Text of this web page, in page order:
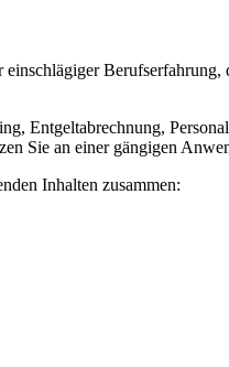
Berufserfahrung,
Entgeltabrechnung,
Sie an einer gängigen
Inhalten zusammen: